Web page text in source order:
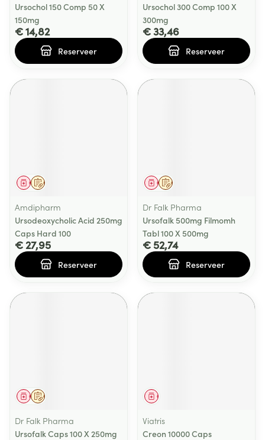
Ursochol 150 Comp 50 X
150mg
€ 14,82
Reserveer
Ursochol 300 Comp 100 X
300mg
€ 33,46
Reserveer
Op voorschrift
Geneesmiddel
Amdipharm
Ursodeoxycholic Acid 250mg
Caps Hard 100
€ 27,95
Reserveer
Op voorschrift
Geneesmiddel
Dr Falk Pharma
Ursofalk 500mg Filmomh
Tabl 100 X 500mg
€ 52,74
Reserveer
Op voorschrift
Geneesmiddel
Dr Falk Pharma
Ursofalk Caps 100 X 250mg
Geneesmiddel
Viatris
Creon 10000 Caps